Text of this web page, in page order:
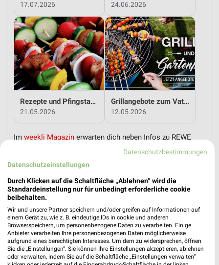
17.07.2026 24.06.2026
Rezepte und Pfingstangebote bei REWE!
21.05.2026
Grillangebote zum Vatertag bei REWE!
12.05.2026
Im weekli Magazin erwarten dich neben Infos zu REWE
auch clevere Spartipps für den Familienalltag, Ideen zur
nachhaltig zu entlasten.
weekli - Prospekte & Angebote App
Alle REWE Angebote immer griffbereit – mit der kostenlosen
Datenschutzbestimmungen
Datenschutzeinstellungen
Durch Klicken auf die Schaltfläche „Ablehnen“ wird die
Standardeinstellung nur für unbedingt erforderliche cookie
beibehalten.
Wir und unsere Partner speichern und/oder greifen auf Informationen auf
einem Gerät zu, wie z. B. eindeutige IDs in cookie und anderen
Browserspeichern, um personenbezogene Daten zu verarbeiten. Einige
Anbieter verarbeiten Ihre personenbezogenen Daten möglicherweise
aufgrund eines berechtigten Interesses. Um dem zu widersprechen, öffnen
Sie die „Einstellungen“. Sie können Ihre Einstellungen akzeptieren, ablehnen
oder verwalten, indem Sie auf die Schaltfläche „Einstellungen verwalten“